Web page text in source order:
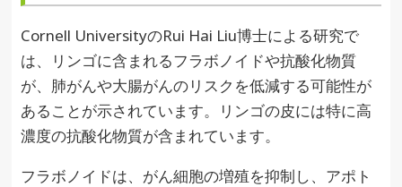
Cornell UniversityのRui Hai Liu博士による研究で
は、リンゴに含まれるフラボノイドや抗酸化物質
が、肺がんや大腸がんのリスクを低減する可能性が
あることが示されています。リンゴの皮には特に高
濃度の抗酸化物質が含まれています。
フラボノイドは、がん細胞の増殖を抑制し、アポト